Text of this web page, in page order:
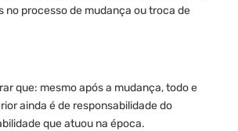
no processo de mudança ou troca de
que: mesmo após a mudança, todo e
ainda é de responsabilidade do
que atuou na época.